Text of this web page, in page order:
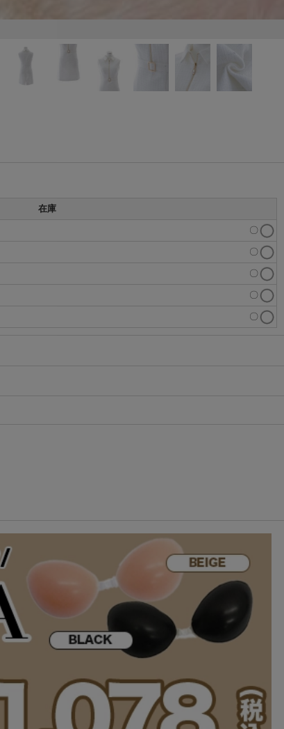
在庫
〇
〇
〇
〇
〇